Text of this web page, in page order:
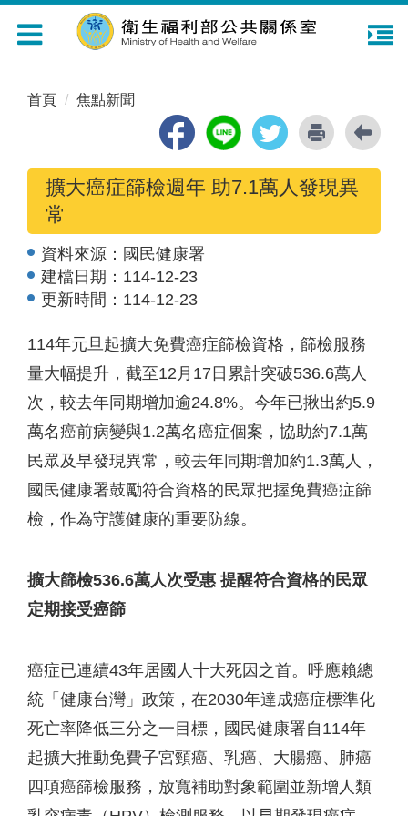
Toggle
navigation
首頁 焦點新聞
擴大癌症篩檢週年 助7.1萬人發現異
常
資料來源： 國民健康署
建檔日期： 114-12-23
更新時間： 114-12-23
114年元旦起擴大免費癌症篩檢資格，篩檢服務
量大幅提升，截至12月17日累計突破536.6萬人
次，較去年同期增加逾24.8%。今年已揪出約5.9
萬名癌前病變與1.2萬名癌症個案，協助約7.1萬
民眾及早發現異常，較去年同期增加約1.3萬人，
國民健康署鼓勵符合資格的民眾把握免費癌症篩
檢，作為守護健康的重要防線。
擴大篩檢536.6萬人次受惠 提醒符合資格的民眾
定期接受癌篩
癌症已連續43年居國人十大死因之首。呼應賴總
統「健康台灣」政策，在2030年達成癌症標準化
死亡率降低三分之一目標，國民健康署自114年
起擴大推動免費子宮頸癌、乳癌、大腸癌、肺癌
四項癌篩檢服務，放寬補助對象範圍並新增人類